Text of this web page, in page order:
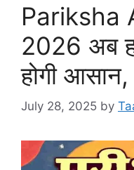
Pariksha
2026 अब
होगी
July 28, 2025 by